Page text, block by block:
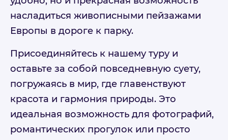
насладиться живописными пейзажами
Европы в дороге к парку.
Присоединяйтесь к нашему туру и
оставьте за собой повседневную суету,
погружаясь в мир, где главенствуют
красота и гармония природы. Это
идеальная возможность для фотографий,
романтических прогулок или просто